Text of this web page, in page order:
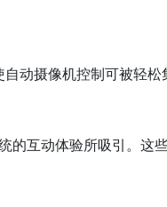
动摄像机控制可被轻
的互动体验所吸引。